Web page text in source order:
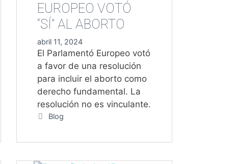
EUROPEO VOTÓ
“SÍ” AL ABORTO
abril 11, 2024
El Parlamentó Europeo votó
a favor de una resolución
para incluir el aborto como
derecho fundamental. La
resolución no es vinculante.
Categorías
Blog